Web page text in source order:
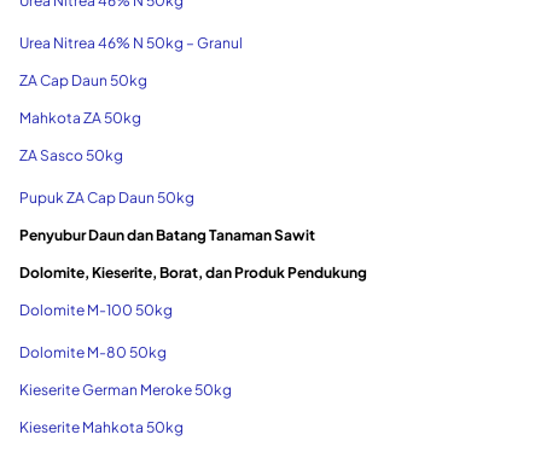
Urea Nitrea 46% N 50kg – Granul
ZA Cap Daun 50kg
Mahkota ZA 50kg
ZA Sasco 50kg
Pupuk ZA Cap Daun 50kg
Penyubur Daun dan Batang Tanaman Sawit
Dolomite, Kieserite, Borat, dan Produk Pendukung
Dolomite M-100 50kg
Dolomite M-80 50kg
Kieserite German Meroke 50kg
Kieserite Mahkota 50kg